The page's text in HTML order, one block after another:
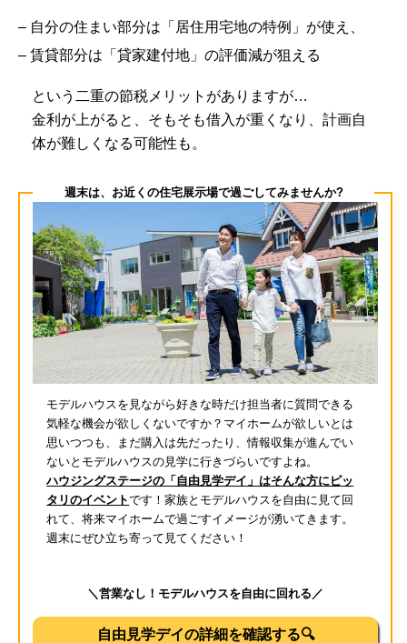
– 自分の住まい部分は「居住用宅地の特例」が使え、
– 賃貸部分は「貸家建付地」の評価減が狙える
という二重の節税メリットがありますが…
金利が上がると、そもそも借入が重くなり、計画自
体が難しくなる可能性も。
週末は、お近くの住宅展示場で過ごしてみませんか?
モデルハウスを見ながら好きな時だけ担当者に質問できる
気軽な機会が欲しくないですか？マイホームが欲しいとは
思いつつも、まだ購入は先だったり、情報収集が進んでい
ないとモデルハウスの見学に行きづらいですよね。
ハウジングステージの「自由見学デイ」はそんな方にピッ
タリのイベントです！家族とモデルハウスを自由に見て回
れて、将来マイホームで過ごすイメージが湧いてきます。
週末にぜひ立ち寄って見てください！
＼営業なし！モデルハウスを自由に回れる／
自由見学デイの詳細を確認する🔍